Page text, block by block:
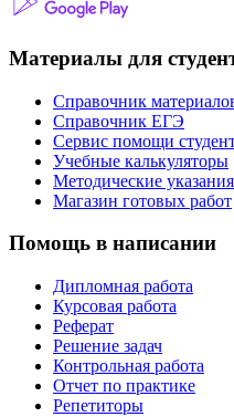
Материалы для
Справочник
Справочник ЕГЭ
Сервис помощи
Учебные калькуляторы
Методические указания
Магазин готовых работ
Помощь в написании
Дипломная работа
Курсовая работа
Реферат
Решение задач
Контрольная работа
Отчет по практике
Репетиторы